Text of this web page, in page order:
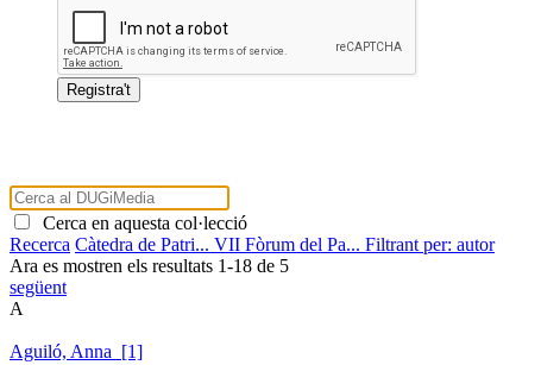
Cerca en aquesta col·lecció
Recerca Càtedra de Patri... VII Fòrum del Pa... Filtrant per: autor
Ara es mostren els resultats 1-18 de 5
següent
A
Aguiló, Anna [1]